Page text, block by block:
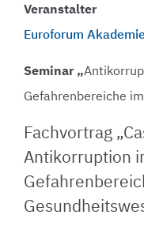
Veranstalter
Euroforum
Seminar „
Gefahrenbereiche
Fachvortrag
Antikorruption